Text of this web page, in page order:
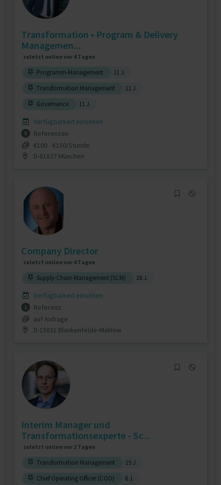
Transformation • Program & Delivery
Managemen...
zuletzt online vor 4 Tagen
Programm-Management
11 J.
Transformation Management
11 J.
Governance
11 J.
Verfügbarkeit einsehen
5
Referenzen
€100 - €150/Stunde
D-81827 München
Company Director
zuletzt online vor 4 Tagen
Supply-Chain-Management (SCM) 18 J.
Verfügbarkeit einsehen
1
Referenz
auf Anfrage
D-15831 Blankenfelde-Mahlow
Interim Manager und
Transformationsexperte - Sc...
zuletzt online vor 2 Tagen
Transformation Management
19 J.
Chief Operating Officer (COO)
8 J.